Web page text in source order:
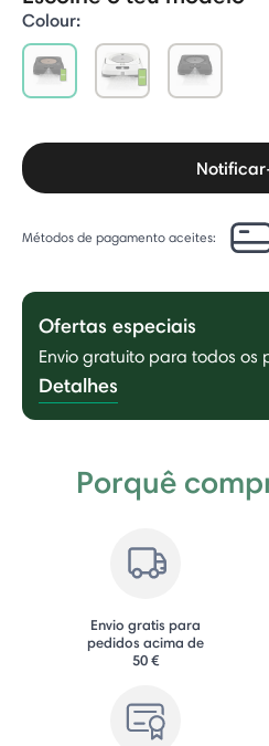
Colour:
Métodos de pagamento aceites:
Ofertas especiais
Envio gratuito para todos os
Detalhes
Porquê
Envio gratis para
pedidos acima de
50 €